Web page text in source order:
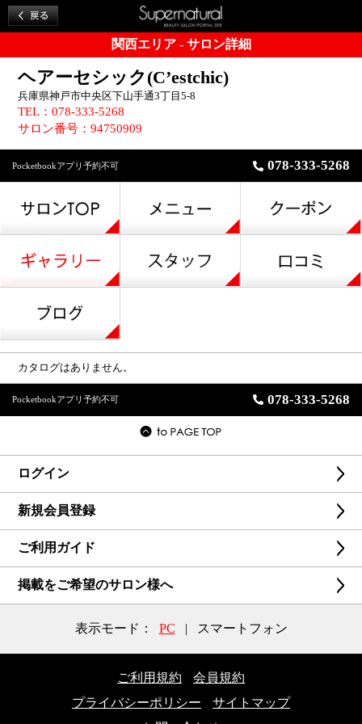
関西エリア - サロン詳細
ヘアーセシック(C’estchic)
兵庫県神戸市中央区下山手通3丁目5-8
TEL：078-333-5268
サロン番号：94750909
Pocketbookアプリ予約不可 078-333-5268
カタログはありません。
Pocketbookアプリ予約不可 078-333-5268
ログイン
新規会員登録
ご利用ガイド
掲載をご希望のサロン様へ
表示モード： PC | スマートフォン
ご利用規約
会員規約
プライバシーポリシー
サイトマップ